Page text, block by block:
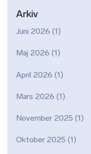
Arkiv
Juni 2026 (1)
Maj 2026 (1)
April 2026 (1)
Mars 2026 (1)
November 2025 (1)
Oktober 2025 (1)